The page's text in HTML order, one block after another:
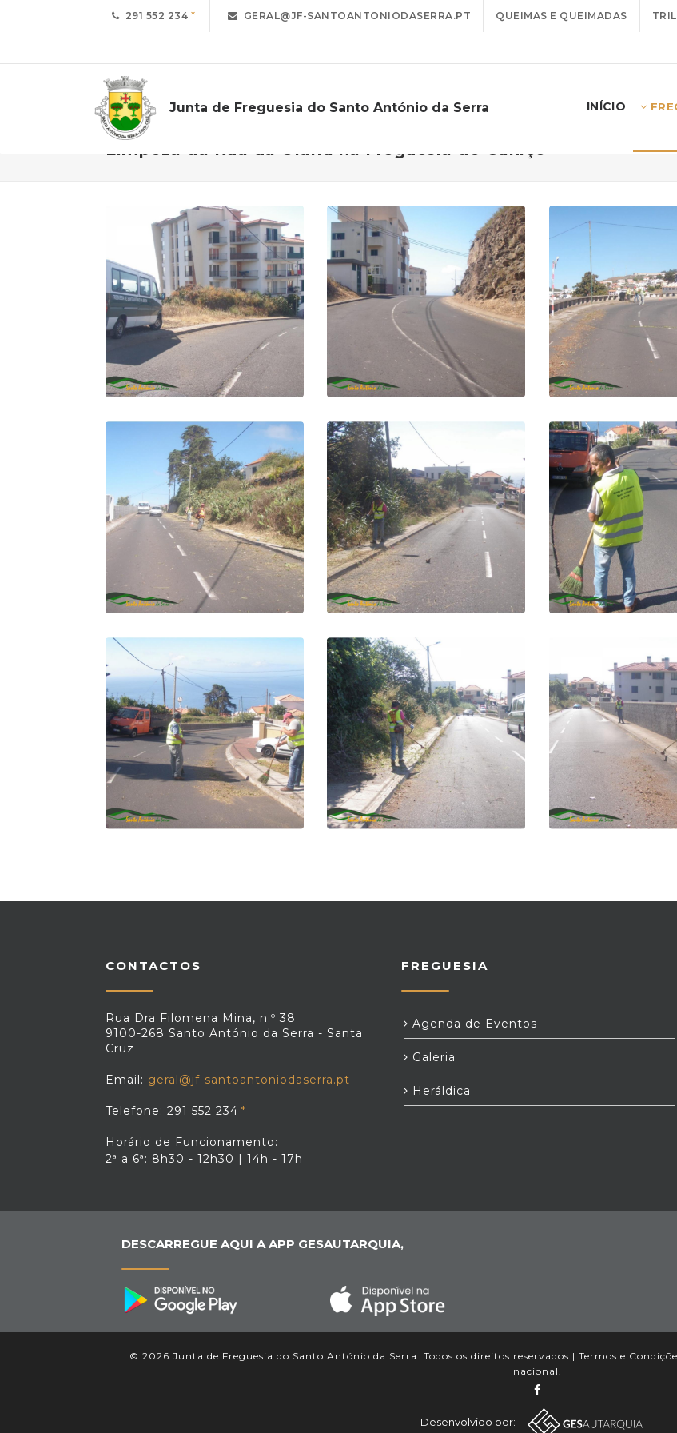
291 552 234 GERAL@JF-SANTOANTONIODASERRA.PT QUEIMAS E QUEIMADAS
Junta de Freguesia do Santo António da Serra INÍCIO
Limpeza da Rua da Olaria na Freguesia do Caniço
CONTACTOS
Rua Dra Filomena Mina, n.º 38
9100-268 Santo António da Serra - Santa
Cruz
Email: geral@jf-santoantoniodaserra.pt
Telefone: 291 552 234
Horário de Funcionamento:
2ª a 6ª: 8h30 - 12h30 | 14h - 17h
FREGUESIA
Agenda de Eventos
Galeria
Heráldica
DESCARREGUE AQUI A APP GESAUTARQUIA,
© 2026 Junta de Freguesia do Santo António da Serra. Todos os direitos reservados | Termos e
nacional.
Desenvolvido por: